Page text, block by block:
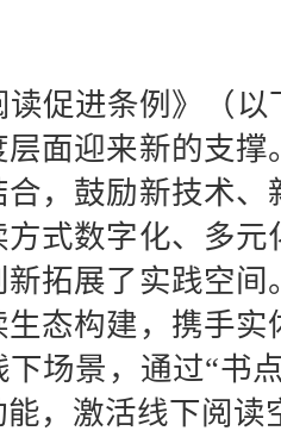
读促进条例》（
面迎来新的支
，鼓励新技术
方式数字化、多
拓展了实践空
态构建，携手
场景，通过“书
，激活线下阅